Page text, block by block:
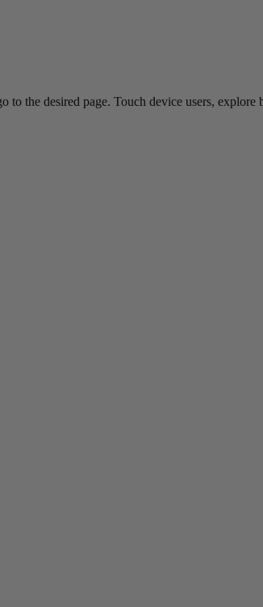
the desired page. Touch device users,